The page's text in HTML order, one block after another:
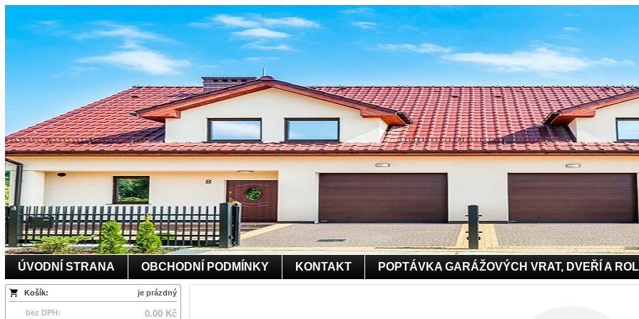
ÚVODNÍ STRANA OBCHODNÍ PODMÍNKY KONTAKT POPTÁVKA GARÁŽOVÝCH VRAT, DVEŘÍ A
Košík: je prázdný
bez DPH: 0.00 Kč